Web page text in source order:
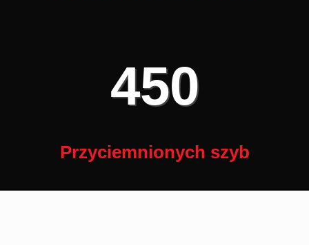
450
Przyciemnionych szyb